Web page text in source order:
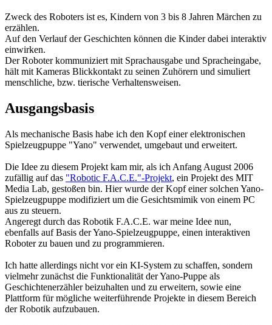
Zweck des Roboters ist es, Kindern von 3 bis 8 Jahren Märchen zu
erzählen.
Auf den Verlauf der Geschichten können die Kinder dabei interaktiv
einwirken.
Der Roboter kommuniziert mit Sprachausgabe und Spracheingabe,
hält mit Kameras Blickkontakt zu seinen Zuhörern und simuliert
menschliche, bzw. tierische Verhaltensweisen.
Ausgangsbasis
Als mechanische Basis habe ich den Kopf einer elektronischen
Spielzeugpuppe "Yano" verwendet, umgebaut und erweitert.
Die Idee zu diesem Projekt kam mir, als ich Anfang August 2006
zufällig auf das "Robotic F.A.C.E."-Projekt, ein Projekt des MIT
Media Lab, gestoßen bin. Hier wurde der Kopf einer solchen Yano-
Spielzeugpuppe modifiziert um die Gesichtsmimik von einem PC
aus zu steuern.
Angeregt durch das Robotik F.A.C.E. war meine Idee nun,
ebenfalls auf Basis der Yano-Spielzeugpuppe, einen interaktiven
Roboter zu bauen und zu programmieren.
Ich hatte allerdings nicht vor ein KI-System zu schaffen, sondern
vielmehr zunächst die Funktionalität der Yano-Puppe als
Geschichtenerzähler beizuhalten und zu erweitern, sowie eine
Plattform für mögliche weiterführende Projekte in diesem Bereich
der Robotik aufzubauen.